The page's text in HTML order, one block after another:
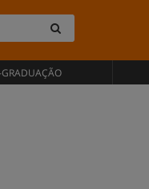
GRADUAÇÃO